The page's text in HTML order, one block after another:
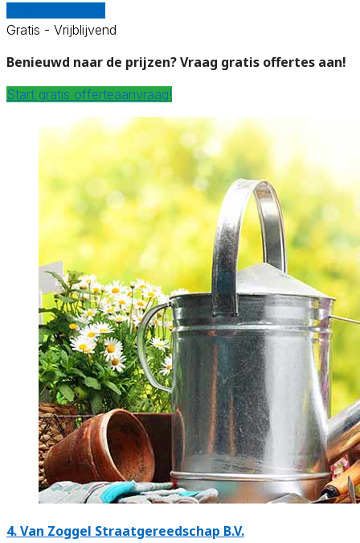
Gratis - Vrijblijvend
Benieuwd naar de prijzen? Vraag gratis offertes aan!
Start gratis offerteaanvraag!
4.Van Zoggel Straatgereedschap B.V.